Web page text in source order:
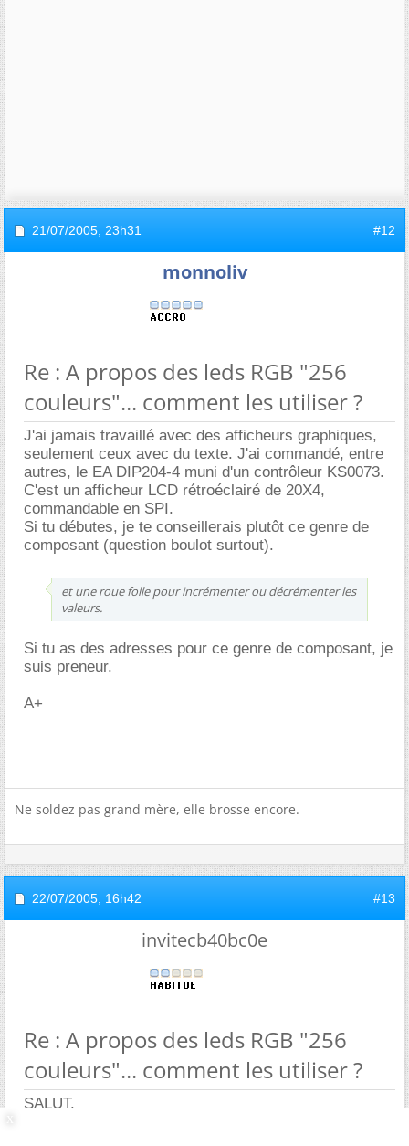
21/07/2005, 23h31 #12
monnoliv
Re : A propos des leds RGB "256
couleurs"... comment les utiliser ?
J'ai jamais travaillé avec des afficheurs graphiques,
seulement ceux avec du texte. J'ai commandé, entre
autres, le EA DIP204-4 muni d'un contrôleur KS0073.
C'est un afficheur LCD rétroéclairé de 20X4,
commandable en SPI.
Si tu débutes, je te conseillerais plutôt ce genre de
composant (question boulot surtout).
et une roue folle pour incrémenter ou décrémenter les
valeurs.
Si tu as des adresses pour ce genre de composant, je
suis preneur.
A+
Ne soldez pas grand mère, elle brosse encore.
22/07/2005, 16h42 #13
invitecb40bc0e
Re : A propos des leds RGB "256
couleurs"... comment les utiliser ?
SALUT.